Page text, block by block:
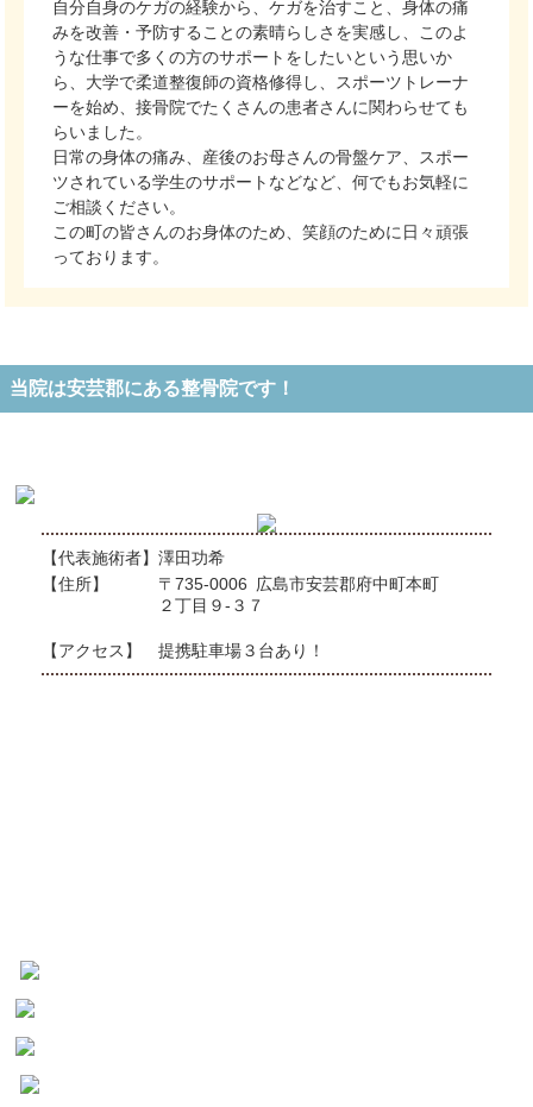
自分自身のケガの経験から、ケガを治すこと、身体の痛
みを改善・予防することの素晴らしさを実感し、このよ
うな仕事で多くの方のサポートをしたいという思いか
ら、大学で柔道整復師の資格修得し、スポーツトレーナ
ーを始め、接骨院でたくさんの患者さんに関わらせても
らいました。
日常の身体の痛み、産後のお母さんの骨盤ケア、スポー
ツされている学生のサポートなどなど、何でもお気軽に
ご相談ください。
この町の皆さんのお身体のため、笑顔のために日々頑張
っております。
当院は安芸郡にある整骨院です！
【代表施術者】 澤田功希
【住所】
〒735-0006 広島市安芸郡府中町本町
２丁目９-３７
【アクセス】 提携駐車場３台あり！